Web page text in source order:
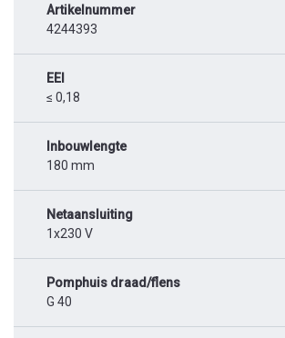
Artikelnummer
4244393
EEI
≤ 0,18
Inbouwlengte
180 mm
Netaansluiting
1x230 V
Pomphuis draad/flens
G 40